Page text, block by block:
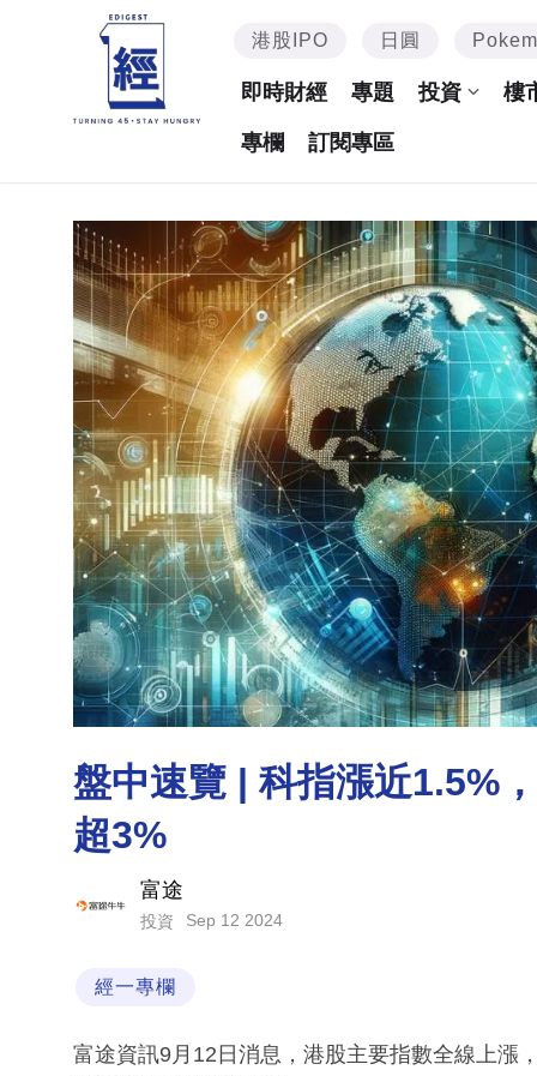
港股IPO 日圓
即時財經 專題 投資 樓
專欄 訂閱專區
盤中速覽 | 科指漲近1.5%
超3%
富途
投資 Sep 12 2024
經一專欄
富途資訊9月12日消息，港股主要指數全線上漲